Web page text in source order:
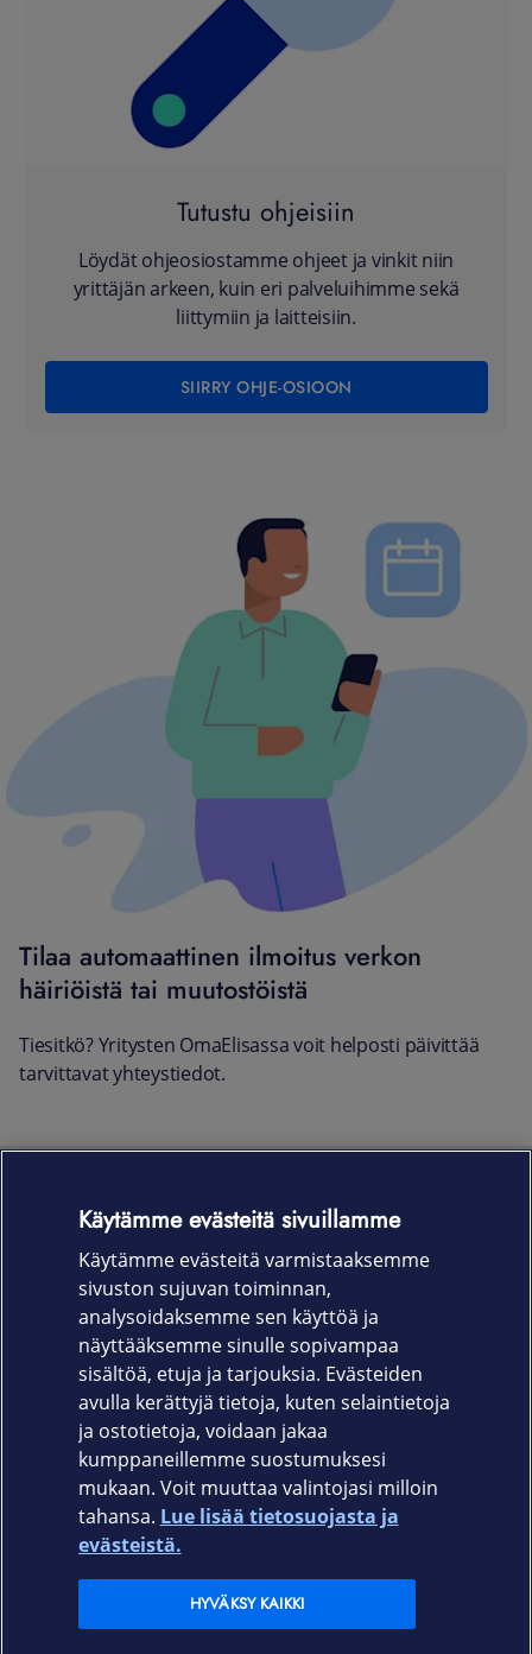
Tutustu ohjeisiin
Löydät ohjeosiostamme ohjeet ja vinkit niin
yrittäjän arkeen, kuin eri palveluihimme sekä
liittymiin ja laitteisiin.
SIIRRY OHJE-OSIOON
Tilaa automaattinen ilmoitus verkon
häiriöistä tai muutostöistä
Tiesitkö? Yritysten OmaElisassa voit helposti päivittää
tarvittavat yhteystiedot.
Henkilöasiakkaiden asiakaspalvelu
Katso henkilöasiakkaiden asiakaspalvelun
OmaElisaan pääset kirjautumaanElisa.fi:n
itsepalveluportaalissa.
Elisa.fi
Käytämme evästeitä sivuillamme
Käytämme evästeitä varmistaaksemme
sivuston sujuvan toiminnan,
analysoidaksemme sen käyttöä ja
näyttääksemme sinulle sopivampaa
sisältöä, etuja ja tarjouksia. Evästeiden
avulla kerättyjä tietoja, kuten selaintietoja
ja ostotietoja, voidaan jakaa
kumppaneillemme suostumuksesi
mukaan. Voit muuttaa valintojasi milloin
tahansa. Lue lisää tietosuojasta ja
evästeistä.
HYVÄKSY KAIKKI